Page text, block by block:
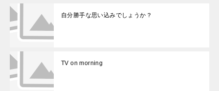
自分勝手な思い込みでしょうか？
TV on morning